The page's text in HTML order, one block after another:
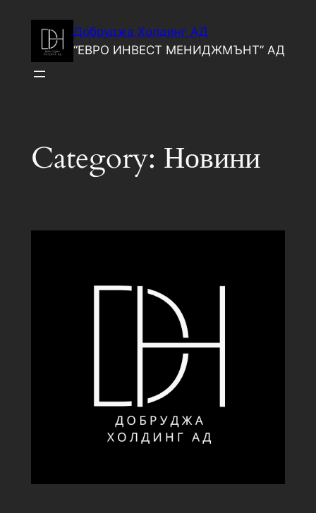
content
Добруджа Холдинг АД
“ЕВРО ИНВЕСТ МЕНИДЖМЪНТ” АД
Category: Новини